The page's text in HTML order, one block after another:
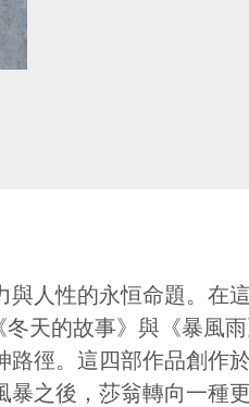
人性的永恒命題。在
天的故事》與《暴風
徑。這四部作品創作
之後，莎翁轉向一種